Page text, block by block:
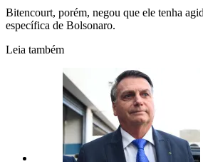
Bitencourt, porém, negou que ele tenha
específica de Bolsonaro.
Leia também